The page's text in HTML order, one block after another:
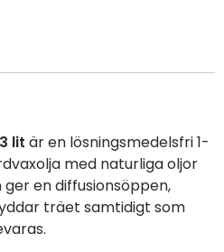
lit är en lösningsmedelsfri 1-
med naturliga oljor
en diffusionsöppen,
träet samtidigt som